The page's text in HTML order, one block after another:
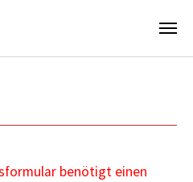
benötigt einen